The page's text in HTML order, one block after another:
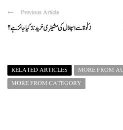
Previous Article
زکوٰۃ سے اسپتال کی مشینری خریدنا: کیا جائز ہے؟
RELATED ARTICLES
MORE FROM
MORE FROM CATEGORY